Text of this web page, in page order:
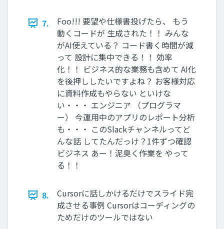
7.
Foo!!! 要望や仕様書投げたら、 もう
動くコードが 生成された！！ みんな
がAI使えている？ コード書く時間が減
って 設計に集中できる！！ 効率
化！！ ビジネス的な業務も含めて AI化
を後押ししたいですよね？ お客様対応
に資料作成もやらない といけな
い・・・ エンジニア （プログラマ
ー） 今運用中のアプリのレポート分析
も・・・ このSlackチャンネルってど
んな話 してたんだっけ？1件ずつ確認
ビジネス あー！泥臭く作業を やって
る！！
8.
Cursorに話しかけるだけでスライド完
成させる事例 Cursorはコーディングの
ためだけのツールではない